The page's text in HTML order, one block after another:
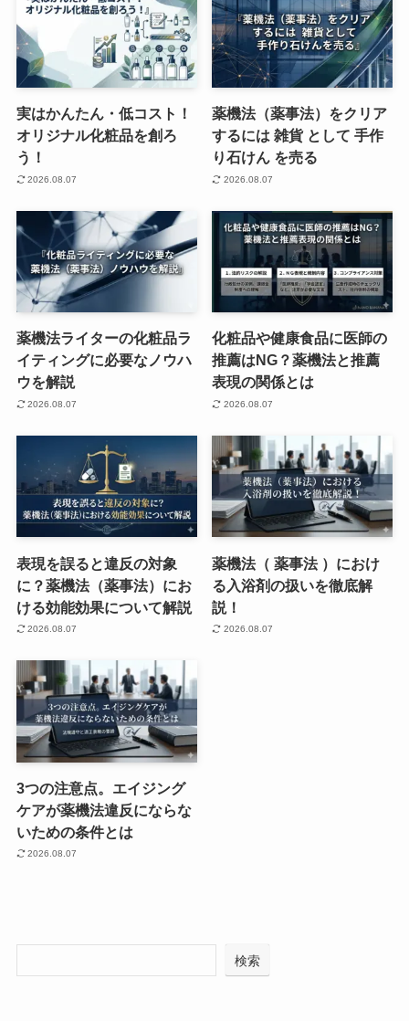
実はかんたん・低コスト！
オリジナル化粧品を創ろ
う！
2026.08.07
薬機法（薬事法）をクリア
するには 雑貨 として 手作
り石けん を売る
2026.08.07
薬機法ライターの化粧品ラ
イティングに必要なノウハ
ウを解説
2026.08.07
化粧品や健康食品に医師の
推薦はNG？薬機法と推薦
表現の関係とは
2026.08.07
表現を誤ると違反の対象
に？薬機法（薬事法）にお
ける効能効果について解説
2026.08.07
薬機法（ 薬事法 ）におけ
る入浴剤の扱いを徹底解
説！
2026.08.07
3つの注意点。エイジング
ケアが薬機法違反にならな
いための条件とは
2026.08.07
検索